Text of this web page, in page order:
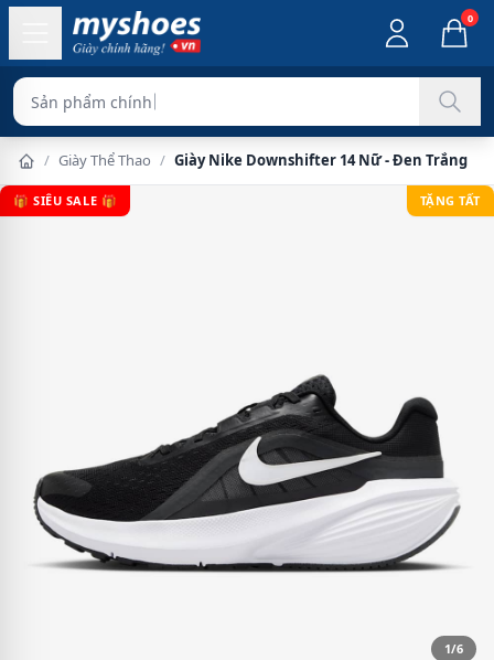
0
Sản phẩm chính hãng 10
/ Giày Thể Thao / Giày Nike Downshifter 14 Nữ - Đen Trắng
🎁 SIÊU SALE 🎁 TẶNG TẤT
1/6